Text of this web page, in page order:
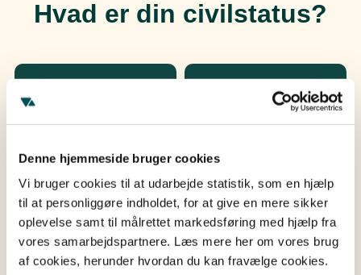
Denne hjemmeside bruger cookies
Vi bruger cookies til at udarbejde statistik, som en hjælp
til at personliggøre indholdet, for at give en mere sikker
oplevelse samt til målrettet markedsføring med hjælp fra
vores samarbejdspartnere. Læs mere her om vores brug
af cookies, herunder hvordan du kan fravælge cookies.